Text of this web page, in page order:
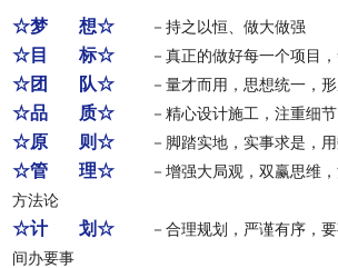
☆梦 想☆ －持之以恒、做大做强
☆目 标☆ －真正的做好每一个项目，
☆团 队☆ －量才而用，思想统一，形
☆品 质☆ －精心设计施工，注重细节
☆原 则☆ －脚踏实地，实事求是，用
☆管 理☆ －增强大局观，双赢思维，
方法论
☆计 划☆ －合理规划，严谨有序，要
间办要事